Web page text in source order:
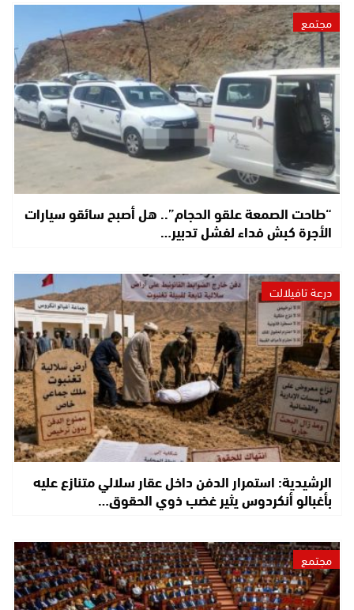
مجتمع
“طاحت الصمعة علقو الحجام”.. هل أصبح سائقو سيارات
الأجرة كبش فداء لفشل تدبير…
درعة تافيلالت
الرشيدية: استمرار الدفن داخل عقار سلالي متنازع عليه
بأغبالو أنكردوس يثير غضب ذوي الحقوق…
مجتمع